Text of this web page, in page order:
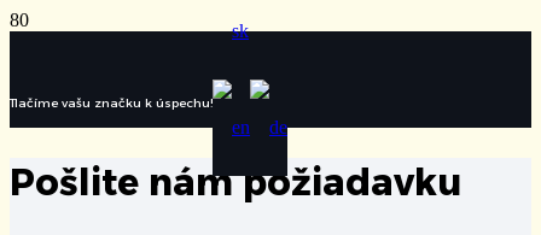
Tlačíme vašu značku k úspechu!
Pošlite nám požiadavku